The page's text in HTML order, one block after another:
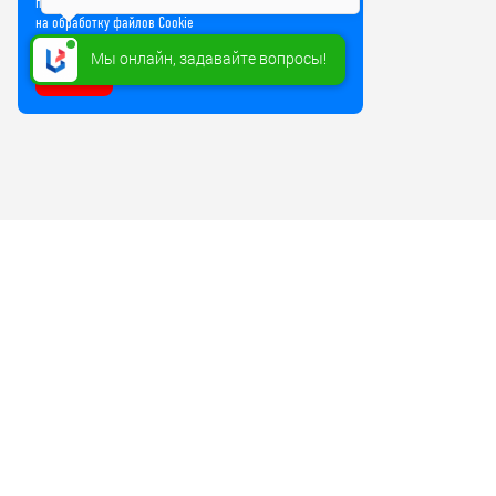
на обработку файлов Cookie
Хорошо
Мы онлайн, задавайте вопросы!